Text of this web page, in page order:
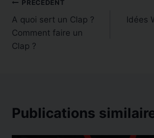
Navigation
de
l’article
PRÉCÉDENT
A quoi sert un Clap ?
Comment faire un
Clap ?
Idées
Publications